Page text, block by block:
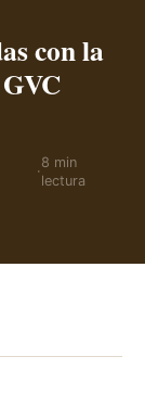
con la
·
8 min
lectura